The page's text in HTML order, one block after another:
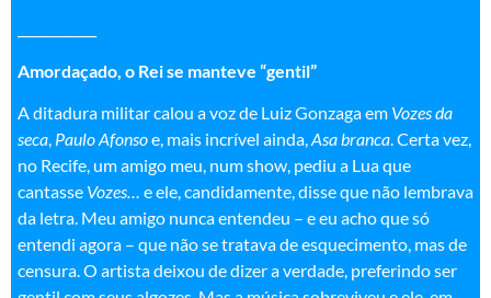
Amordaçado, o Rei se manteve “gentil”
A ditadura militar calou a voz de Luiz Gonzaga em Vozes da
seca, Paulo Afonsoe, mais incrível ainda,Asa branca. Certa vez,
no Recife, um amigo meu, num show, pediu a Lua que
cantasse Vozes… e ele, candidamente, disse que não lembrava
da letra. Meu amigo nunca entendeu – e eu acho que só
entendi agora – que não se tratava de esquecimento, mas de
censura. O artista deixou de dizer a verdade, preferindo ser